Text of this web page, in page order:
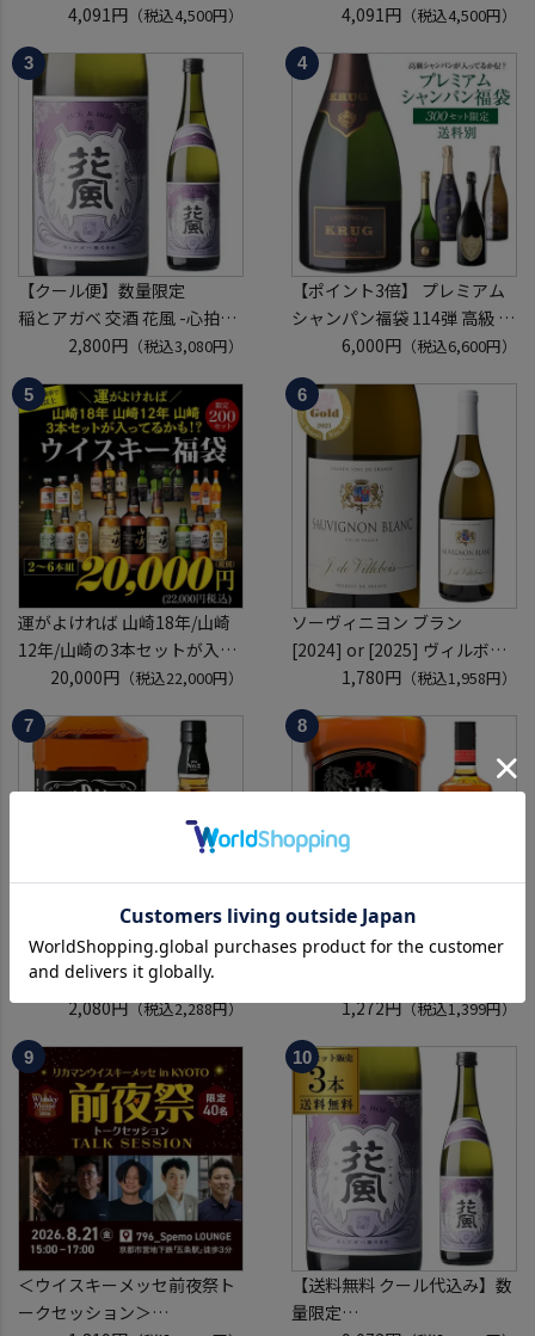
ウイスキーメッセ in京都
2026 1枚
入場券となるeチケットは【8
月中旬】にメールにて配信予
※代引き決済不可
4,091円（税込4,500円）
ウイスキーメッセ in京都
2026 1枚
入場券となるeチケットは【8
月中旬】にメールにて配信予
※代引き決済不可
4,091円 （税込4,500円）
【クール便】数量限定
稲とアガベ 交酒 花風 -心拍-
KYOTO EDITION 720ml こう
しゅ はなかぜ craft sake クラ
フトサケ 秋田県 男鹿市
2,800円（税込3,080円）
【ポイント3倍】 プレミアム
シャンパン福袋 114弾 高級 シ
ャンパン を探せ トゥルベ ト
レゾール クリュッグ 2004 が
入ってるかも!? 【先着300
本】 シャンパン シャンパーニ
ュ リカーマウンテン 福袋 WK
くじ 【送
6,000円 （税込6,600円）
運がよければ 山崎18年/山崎
12年/山崎の3本セットが入っ
ているかも！？ ウイスキー福
袋 2～6本組 限定200セット
虎S ※必ずもらえるCP対象
(1P)
20,000円（税込22,000円）
ソーヴィニヨン ブラン
[2024] or [2025] ヴィルボワ
750ml フランス ロワール 辛
口 白ワイン 浜運A
1,780円 （税込1,958円）
ジャック ダニエル ブラック
700ml 正規品 40度 ブラウン
フォーマン
ウイスキー テネシー バーボン
長S
2,080円（税込2,288円）
ホワイト＆マッカイ スペシャ
40度 700ml
スコッチ ウイスキー white &
mackay scotch whisky [長S]
1,272円（税込1,399円）
＜ウイスキーメッセ前夜祭ト
ークセッション＞
【送料無料 クール代込み】数
量限定